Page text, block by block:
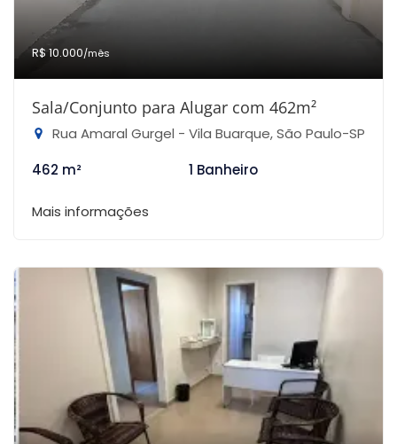
R$ 10.000/mês
Sala/Conjunto para Alugar com 462m²
Rua Amaral Gurgel - Vila Buarque, São Paulo-SP
462 m²
1 Banheiro
Mais informações